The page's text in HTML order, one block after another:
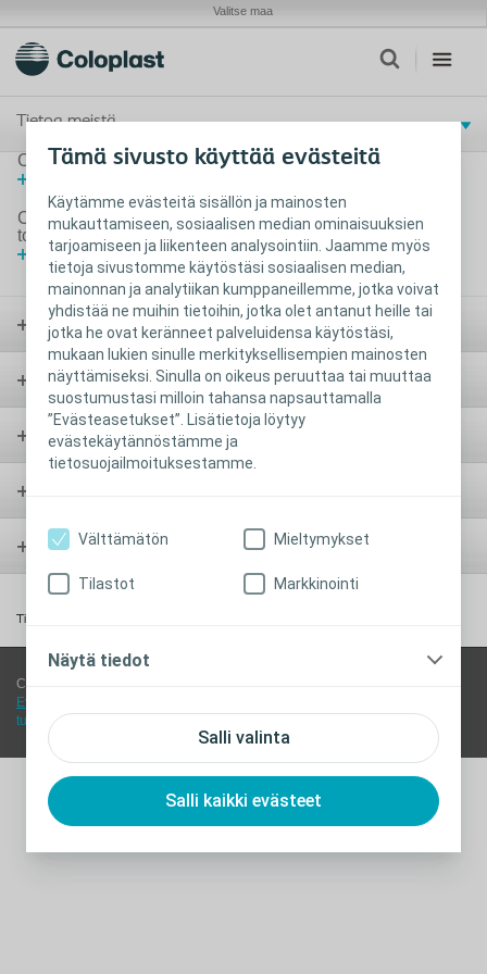
Tämä sivusto käyttää evästeitä
Käytämme evästeitä sisällön ja mainosten
mukauttamiseen, sosiaalisen median ominaisuuksien
tarjoamiseen ja liikenteen analysointiin. Jaamme myös
tietoja sivustomme käytöstäsi sosiaalisen median,
mainonnan ja analytiikan kumppaneillemme, jotka voivat
yhdistää ne muihin tietoihin, jotka olet antanut heille tai
jotka he ovat keränneet palveluidensa käytöstäsi,
mukaan lukien sinulle merkityksellisempien mainosten
näyttämiseksi. Sinulla on oikeus peruuttaa tai muuttaa
suostumustasi milloin tahansa napsauttamalla
”Evästeasetukset”. Lisätietoja löytyy
evästekäytännöstämme ja
tietosuojailmoituksestamme.
Salli valinta
Salli kaikki evästeet
Välttämätön Mieltymykset
Tilastot Markkinointi
Näytä tiedot
Valitse maa
Tietoa meistä
Coloplast avaa tuotevaraston Suomeen
Coloplast Oy tiedote - koronavirustilanteen vaikutus
toimintaamme
Lataa tiedote pdf-tiedostona
Avanne
Virtsarakko ja katetrointi
Suolen hoito
Muut aiheet
Tietoa meistä
Coloplast Oy - Äyritie 12 B -
Evästekäytännöt
tuotteet - käyttöohjeet
Katso työpöytäversio